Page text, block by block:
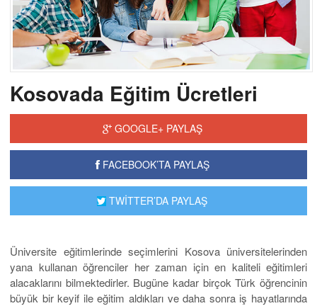
Kosovada Eğitim Ücretleri
GOOGLE+ PAYLAŞ
FACEBOOK’TA PAYLAŞ
TWİTTER’DA PAYLAŞ
Üniversite eğitimlerinde seçimlerini Kosova üniversitelerinden
yana kullanan öğrenciler her zaman için en kaliteli eğitimleri
alacaklarını bilmektedirler. Bugüne kadar birçok Türk öğrencinin
büyük bir keyif ile eğitim aldıkları ve daha sonra iş hayatlarında